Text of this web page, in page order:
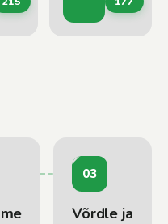
· Puistematerjali
Briketid ·
03
Võrdle ja